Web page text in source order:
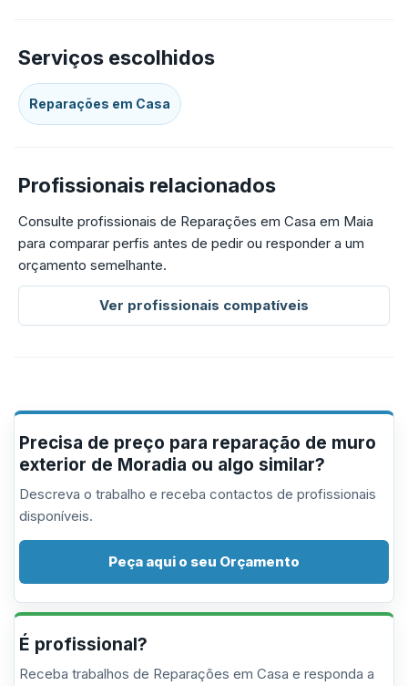
Serviços escolhidos
Reparações em Casa
Profissionais relacionados
Consulte profissionais de Reparações em Casa em Maia
para comparar perfis antes de pedir ou responder a um
orçamento semelhante.
Ver profissionais compatíveis
Precisa de preço para reparação de muro
exterior de Moradia ou algo similar?
Descreva o trabalho e receba contactos de profissionais
disponíveis.
Peça aqui o seu Orçamento
É profissional?
Receba trabalhos de Reparações em Casa e responda a